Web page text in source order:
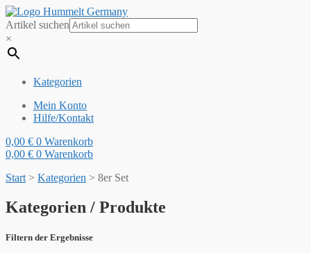
Artikel suchen
×
Kategorien
Mein Konto
Hilfe/Kontakt
0,00 € 0 Warenkorb
0,00 € 0 Warenkorb
Start > Kategorien > 8er Set
Kategorien / Produkte
Filtern der Ergebnisse